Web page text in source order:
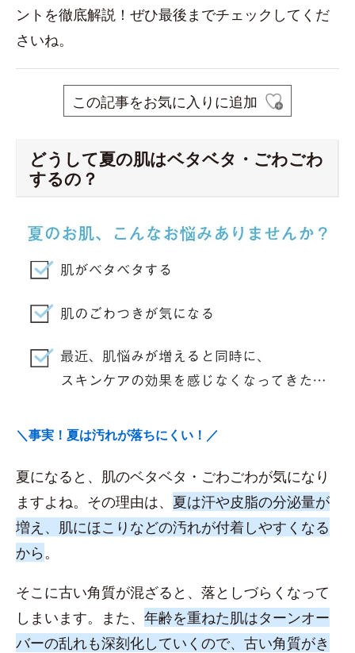
ントを徹底解説！ぜひ最後までチェックしてくだ
さいね。
この記事をお気に入りに追加
どうして夏の肌はベタベタ・ごわごわ
するの？
＼事実！夏は汚れが落ちにくい！／
夏になると、肌のベタベタ・ごわごわが気になり
ますよね。その理由は、 夏は汗や皮脂の分泌量が
増え、肌にほこりなどの汚れが付着しやすくなる
から 。
そこに古い角質が混ざると、落としづらくなって
しまいます。また、 年齢を重ねた肌はターンオー
バーの乱れも深刻化していくので、古い角質がき